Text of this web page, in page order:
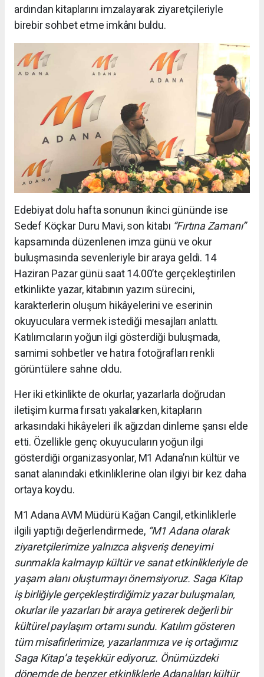
ardından kitaplarını imzalayarak ziyaretçileriyle
birebir sohbet etme imkânı buldu.
Edebiyat dolu hafta sonunun ikinci gününde ise
Sedef Köçkar Duru Mavi, son kitabı “Fırtına Zamanı”
kapsamında düzenlenen imza günü ve okur
buluşmasında sevenleriyle bir araya geldi. 14
Haziran Pazar günü saat 14.00’te gerçekleştirilen
etkinlikte yazar, kitabının yazım sürecini,
karakterlerin oluşum hikâyelerini ve eserinin
okuyuculara vermek istediği mesajları anlattı.
Katılımcıların yoğun ilgi gösterdiği buluşmada,
samimi sohbetler ve hatıra fotoğrafları renkli
görüntülere sahne oldu.
Her iki etkinlikte de okurlar, yazarlarla doğrudan
iletişim kurma fırsatı yakalarken, kitapların
arkasındaki hikâyeleri ilk ağızdan dinleme şansı elde
etti. Özellikle genç okuyucuların yoğun ilgi
gösterdiği organizasyonlar, M1 Adana’nın kültür ve
sanat alanındaki etkinliklerine olan ilgiyi bir kez daha
ortaya koydu.
M1 Adana AVM Müdürü Kağan Cangil, etkinliklerle
ilgili yaptığı değerlendirmede, “M1 Adana olarak
ziyaretçilerimize yalnızca alışveriş deneyimi
sunmakla kalmayıp kültür ve sanat etkinlikleriyle de
yaşam alanı oluşturmayı önemsiyoruz. Saga Kitap
iş birliğiyle gerçekleştirdiğimiz yazar buluşmaları,
okurlar ile yazarları bir araya getirerek değerli bir
kültürel paylaşım ortamı sundu. Katılım gösteren
tüm misafirlerimize, yazarlarımıza ve iş ortağımız
Saga Kitap’a teşekkür ediyoruz. Önümüzdeki
dönemde de benzer etkinliklerle Adanalıları kültür